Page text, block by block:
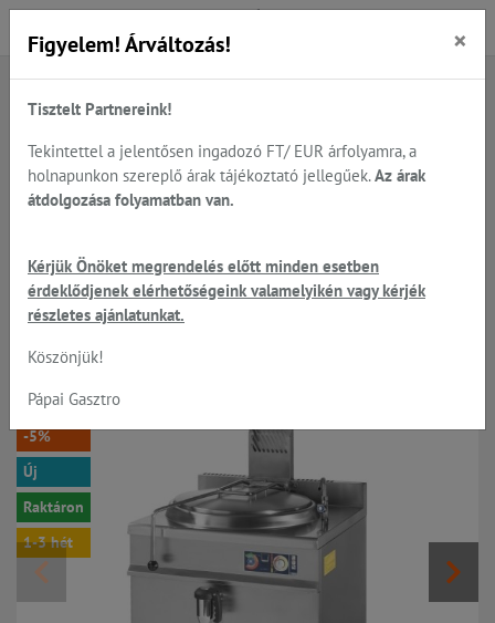
Főoldal Termékek
Főzőüstök - elektromos és gázüzemű készülékek
Gasztrometál - gázüzemű főzőüstök 80-500 lt.
GAM GLR-152 - 150 lt.
gázüzemű főzőüst, indirekt
fűtéssel
-5%
Új
Raktáron
1-3 hét
Figyelem! Árváltozás! ×
Tisztelt Partnereink!
Tekintettel a jelentősen ingadozó FT/ EUR árfolyamra, a
holnapunkon szereplő árak tájékoztató jellegűek. Az árak
átdolgozása folyamatban van.
Kérjük Önöket megrendelés előtt minden esetben
érdeklődjenek elérhetőségeink valamelyikén vagy kérjék
részletes ajánlatunkat.
Köszönjük!
Pápai Gasztro